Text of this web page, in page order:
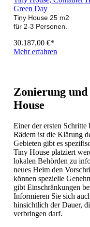
Green Day
Tiny House 25 m2
für 2-3 Personen.
30.187,00 €*
Mehr erfahren
Zonierung
House
Einer der ersten
Rädern ist die Klärung
Gebieten gibt es
Tiny House platziert
lokalen Behörden zu
neues Heim den
können spezielle
gibt Einschränkungen
Informieren Sie sich
hinsichtlich der Dauer,
verbringen darf.